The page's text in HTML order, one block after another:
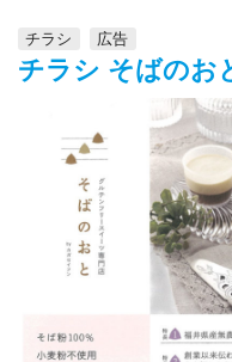
チラシ 広告
チラシ そばのお